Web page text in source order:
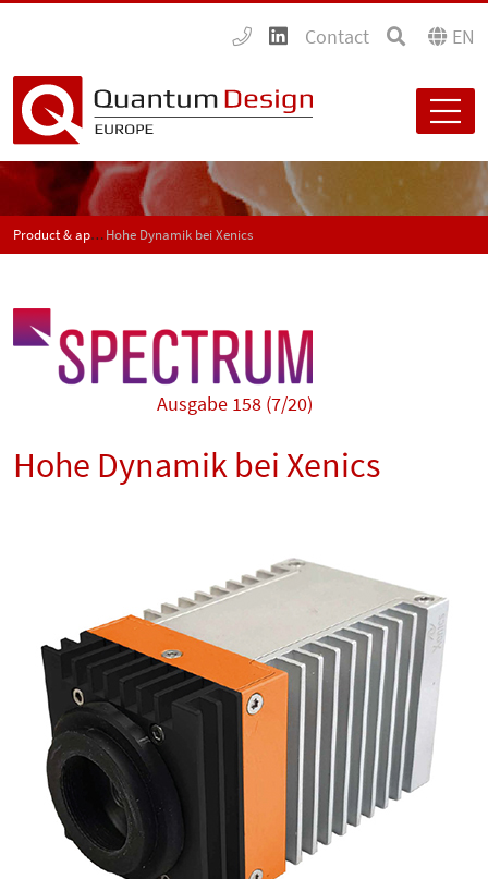
Contact EN
Product & application news - SPECTRUMHohe Dynamik bei Xenics
Ausgabe 158 (7/20)
Hohe Dynamik bei Xenics